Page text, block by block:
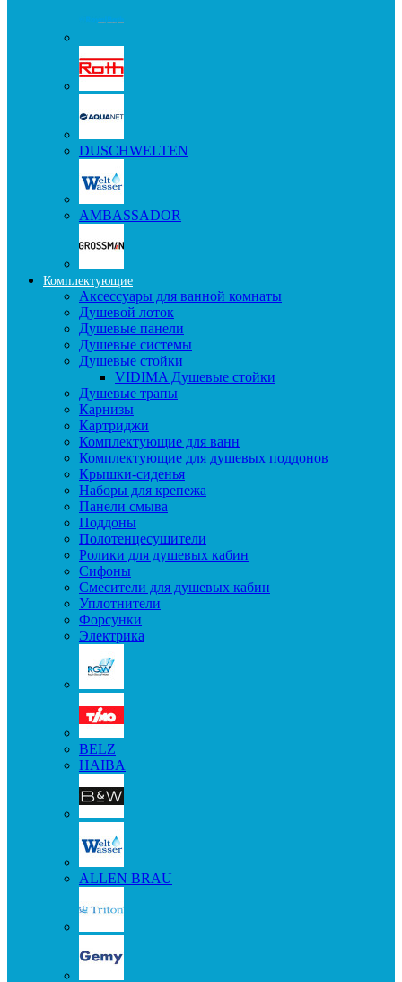
DUSCHWELTEN
AMBASSADOR
Комплектующие
Аксессуары для ванной комнаты
Душевой лоток
Душевые панели
Душевые системы
Душевые стойки
VIDIMA Душевые стойки
Душевые трапы
Карнизы
Картриджи
Комплектующие для ванн
Комплектующие для душевых поддонов
Крышки-сиденья
Наборы для крепежа
Панели смыва
Поддоны
Полотенцесушители
Ролики для душевых кабин
Сифоны
Смесители для душевых кабин
Уплотнители
Форсунки
Электрика
BELZ
HAIBA
ALLEN BRAU